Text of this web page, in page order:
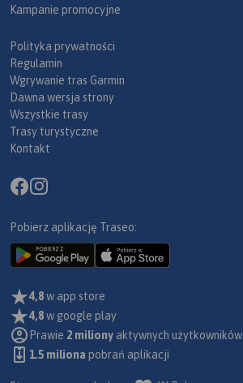
Kampanie promocyjne
Polityka prywatności
Regulamin
Wgrywanie tras Garmin
Dawna wersja strony
Wszystkie trasy
Trasy turystyczne
Kontakt
Pobierz aplikację Traseo:
4,8w app store
4,8w google play
Prawie 2 miliony aktywnych użytkowników
1.5 miliona pobrań aplikacji